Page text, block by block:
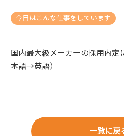
今日はこんな仕事をしています
国内最大級メーカーの採用内定
本語→英語）
一覧に戻